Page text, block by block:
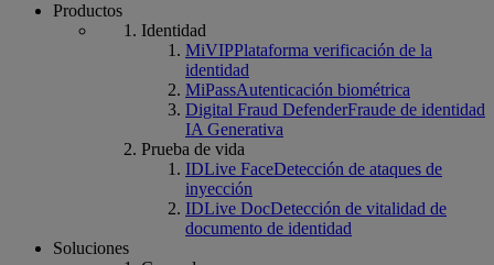
Productos
Identidad
MiVIPPlataforma verificación de la
identidad
MiPassAutenticación biométrica
Digital Fraud DefenderFraude de identidad
IA Generativa
Prueba de vida
IDLive FaceDetección de ataques de
inyección
IDLive DocDetección de vitalidad de
documento de identidad
Soluciones